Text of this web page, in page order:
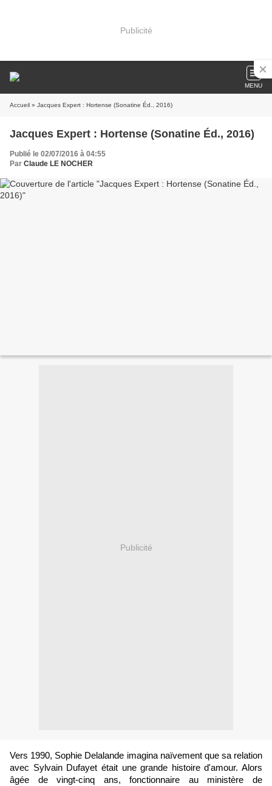
Publicité
MENU
Accueil » Jacques Expert : Hortense (Sonatine Éd., 2016)
Jacques Expert : Hortense (Sonatine Éd., 2016)
Publié le 02/07/2016 à 04:55
Par Claude LE NOCHER
Publicité
Vers 1990, Sophie Delalande imagina naïvement que sa relation
avec Sylvain Dufayet était une grande histoire d'amour. Alors
âgée de vingt-cinq ans, fonctionnaire au ministère de